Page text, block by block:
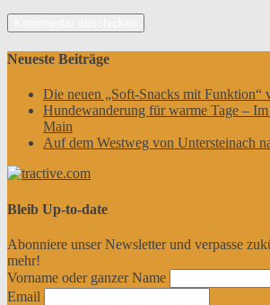
Neueste Beiträge
Die neuen „Soft-Snacks mit Funktion“
Hundewanderung für warme Tage –
Main
Auf dem Westweg von Untersteinach
Bleib Up-to-date
Abonniere unser Newsletter und verpasse
mehr!
Vorname oder ganzer Name
Email